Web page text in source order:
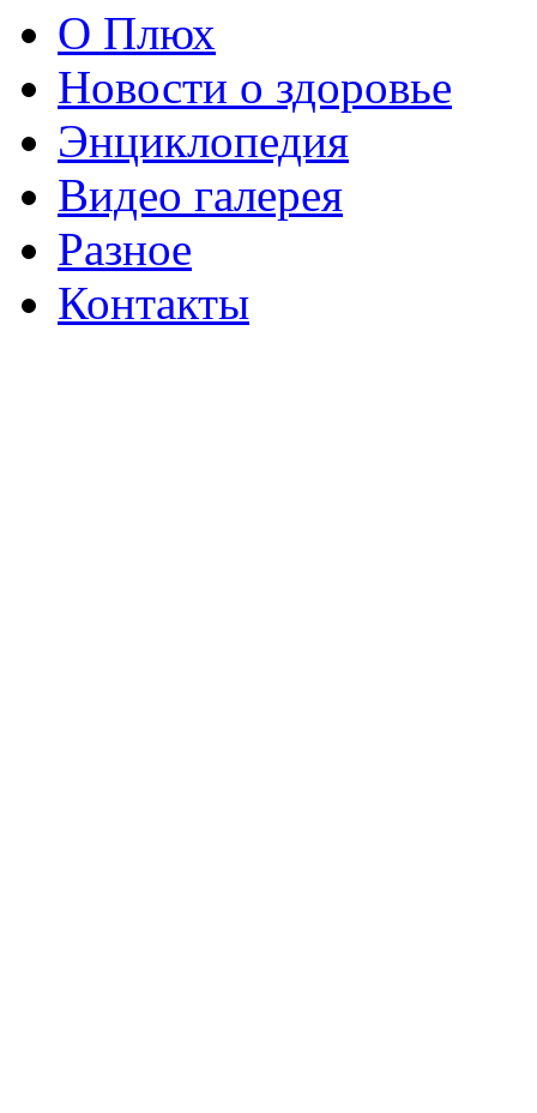
О Плюх
Новости о здоровье
Энциклопедия
Видео галерея
Разное
Контакты